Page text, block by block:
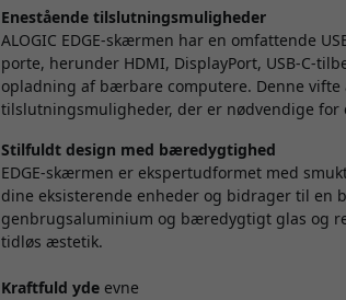
Enestående tilslutningsmuligheder
ALOGIC EDGE-skærmen har en omfattende
porte, herunder HDMI, DisplayPort, USB-C-
opladning af bærbare computere. Denne
tilslutningsmuligheder, der er nødvendige
Stilfuldt design med bæredygtighed
EDGE-skærmen er ekspertudformet med
dine eksisterende enheder og bidrager til
genbrugsaluminium og bæredygtigt glas og
tidløs æstetik.
Kraftfuld ydeevne